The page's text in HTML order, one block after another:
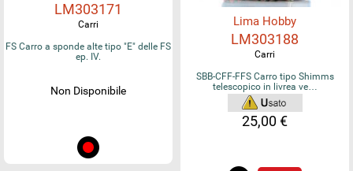
LM303171
Carri
FS Carro a sponde alte tipo "E" delle FS
ep. IV.
Non Disponibile
Lima Hobby
LM303188
Carri
SBB-CFF-FFS Carro tipo Shimms
telescopico in livrea ve…
25,00 €